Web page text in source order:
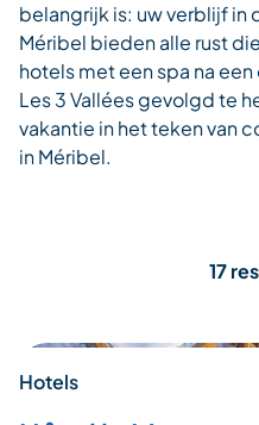
belangrijk is: uw verblijf in
Méribel bieden alle rust
hotels met een spa na
Les 3 Vallées gevolgd te
vakantie in het teken van
in Méribel.
17
Hotels